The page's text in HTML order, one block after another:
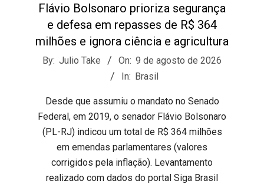
Flávio Bolsonaro prioriza segurança
e defesa em repasses de R$ 364
milhões e ignora ciência e agricultura
2026-
By: Julio Take On: 9 de agosto de 2026
In: Brasil
Desde que assumiu o mandato no Senado
Federal, em 2019, o senador Flávio Bolsonaro
(PL-RJ) indicou um total de R$ 364 milhões
em emendas parlamentares (valores
corrigidos pela inflação). Levantamento
realizado com dados do portal Siga Brasil